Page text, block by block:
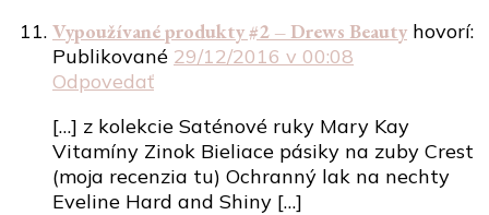
Vypoužívané produkty #2 – Drews Beauty hovorí:
Publikované 29/12/2016 v 00:08
Odpovedať
[…] z kolekcie Saténové ruky Mary Kay
Vitamíny Zinok Bieliace pásiky na zuby Crest
(moja recenzia tu) Ochranný lak na nechty
Eveline Hard and Shiny […]